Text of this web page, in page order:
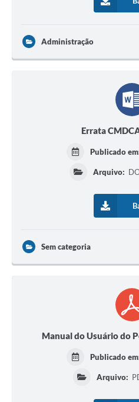
Administração
Errata
Publicado
Arquivo:
Sem categoria
Manual do Usuário do
Publicado
Arquivo: